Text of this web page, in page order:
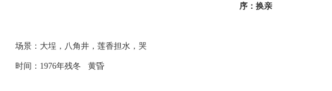
序：换亲
场景：大埕，八角井，莲香担水，哭
时间：1976年残冬 黄昏